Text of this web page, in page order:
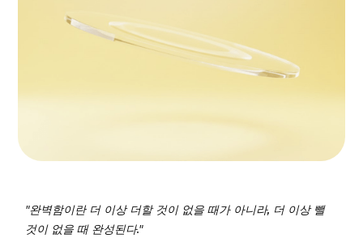
"완벽함이란 더 이상 더할 것이 없을 때가 아니라, 더 이상 뺄
것이 없을 때 완성된다."